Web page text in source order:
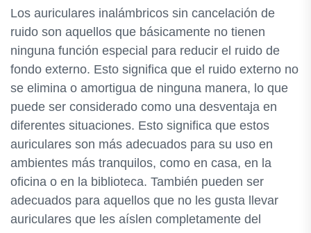
Los auriculares inalámbricos sin cancelación de
ruido son aquellos que básicamente no tienen
ninguna función especial para reducir el ruido de
fondo externo. Esto significa que el ruido externo no
se elimina o amortigua de ninguna manera, lo que
puede ser considerado como una desventaja en
diferentes situaciones. Esto significa que estos
auriculares son más adecuados para su uso en
ambientes más tranquilos, como en casa, en la
oficina o en la biblioteca. También pueden ser
adecuados para aquellos que no les gusta llevar
auriculares que les aíslen completamente del